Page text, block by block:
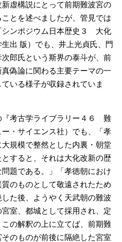
虚構説にとって前期難波宮の
とを述べましたが、管見では
シンポジウム日本歴史３ 大化
出 版）でも、井上光貞氏、門
郎氏という斯界の泰斗が、前
偽論に関わる主要テーマの一
いる様子が収録されていま
考古学ライブラリー４６ 難
・サイエンス社）でも、「孝
規模で整然とした内裏・朝堂
すると、それは大化改新の歴
題である。」「孝徳朝におけ
のものとして敬遠されたため
た後、ようやく天武朝の難波
室、都城として採用され、定
の解釈の上に立てば、前期難
のものが前後に隔絶した宮室